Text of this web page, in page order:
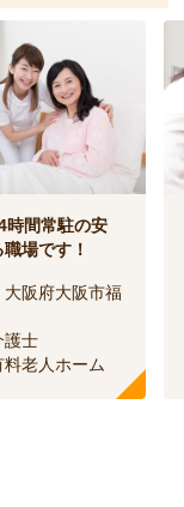
時間常駐の安
場です！
大阪府大阪市福
護士
料老人ホーム